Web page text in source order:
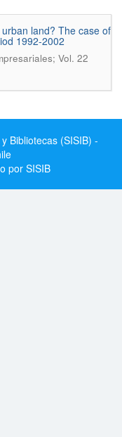
land? The case of
1992-2002
Vol. 22
Bibliotecas (SISIB) -
por SISIB